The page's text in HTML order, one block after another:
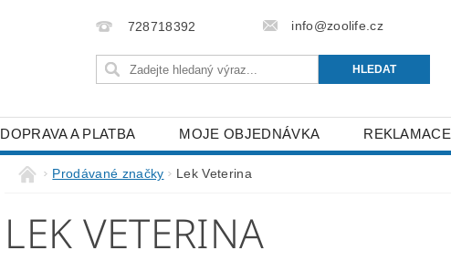
728718392 info@zoolife.cz
DOPRAVA A PLATBA MOJE OBJEDNÁVKA REKLAMACE
Prodávané značky Lek Veterina
LEK VETERINA